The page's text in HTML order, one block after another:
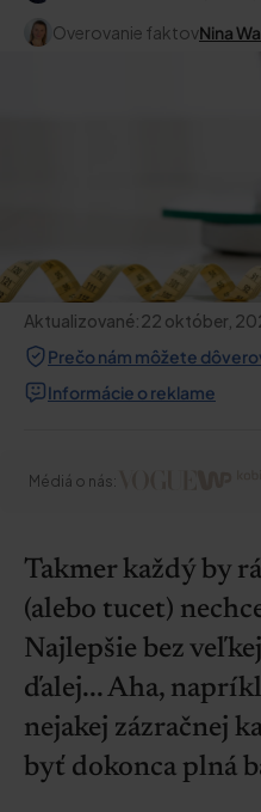
Overovanie faktovNina
Aktualizované:22 október,
Prečo nám môžete
Informácie o reklame
Médiá o nás:
Takmer každý by
(alebo tucet)
Najlepšie bez
ďalej... Aha,
nejakej zázračnej
byť dokonca plná